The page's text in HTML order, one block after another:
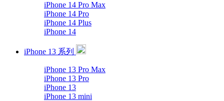
iPhone 14 Pro Max
iPhone 14 Pro
iPhone 14 Plus
iPhone 14
iPhone 13 系列
iPhone 13 Pro Max
iPhone 13 Pro
iPhone 13
iPhone 13 mini